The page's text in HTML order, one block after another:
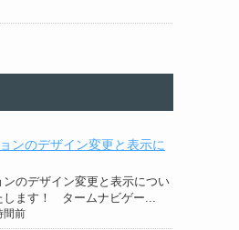
ンのデザイン変更と表示に
のデザイン変更と表示につい
ます！ タームナビゲー...
間前